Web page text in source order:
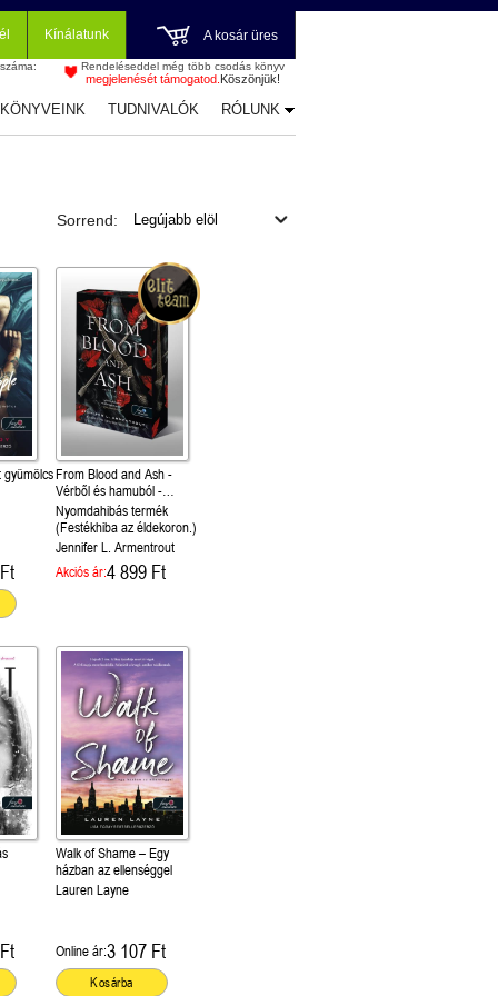
Kínálatunk A kosár üres
Rendeléseddel még több csodás könyv
megjelenését támogatod. Köszönjük!
TUDNIVALÓK RÓLUNK
Sorrend:
gyümölcsFrom Blood and Ash -
Vérből és hamuból -
Különleges éldekorált
kiadás!
Nyomdahibás termék
(Festékhiba az éldekoron.)
Jennifer L. Armentrout
Akciós ár:4 899 Ft
Walk of Shame – Egy
házban az ellenséggel
Lauren Layne
Online ár:3 107 Ft
Kosárba